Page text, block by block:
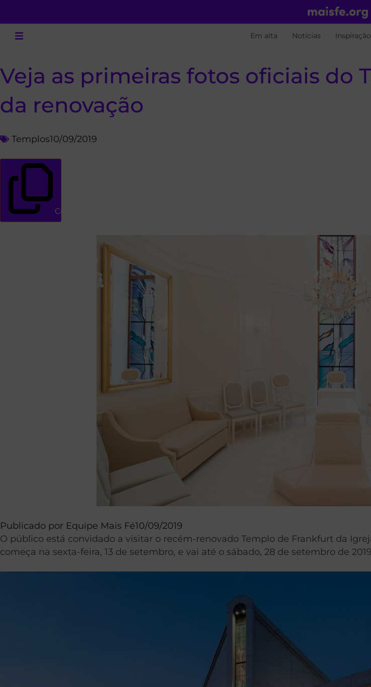
Em alta Notícias Inspiração
Veja as primeiras fotos oficiais do
da renovação
Templos10/09/2019
Copiar link
Publicado por Equipe Mais Fé10/09/2019
O público está convidado a visitar o recém-renovado Templo de Frankfurt da
começa na sexta-feira, 13 de setembro, e vai até o sábado, 28 de setembro de